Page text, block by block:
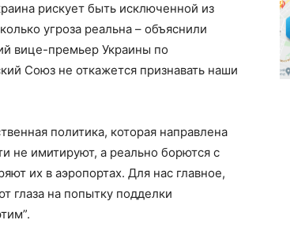
рискует быть исключенной из
угроза реальна – объяснили
вице-премьер Украины по
Союз не откажется признавать наши
политика, которая направлена
не имитируют, а реально борются с
их в аэропортах. Для нас главное,
глаза на попытку подделки